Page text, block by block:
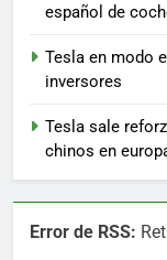
español de
Tesla en modo
inversores
Tesla sale
chinos en
Error de RSS: